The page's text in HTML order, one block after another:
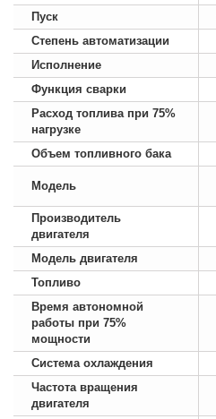
Пуск
Степень автоматизации
Исполнение
Функция сварки
Расход топлива при 75%
нагрузке
Объем топливного бака
Модель
Производитель
двигателя
Модель двигателя
Топливо
Время автономной
работы при 75%
мощности
Система охлаждения
Частота вращения
двигателя